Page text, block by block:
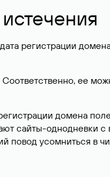
регистрации
ее
домена
сайты-однодневки
повод усомниться в